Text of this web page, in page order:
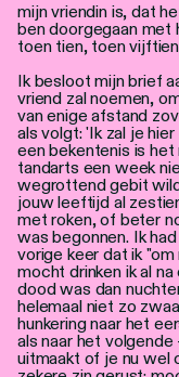
mijn vriendin is, dat
ben doorgegaan met
toen tien, toen
Ik besloot mijn brief
vriend zal noemen,
van enige afstand
als volgt: 'Ik zal je
een bekentenis is
tandarts een week
wegrottend gebit
jouw leeftijd al
met roken, of beter
was begonnen. Ik
vorige keer dat ik
mocht drinken ik al
dood was dan
helemaal niet zo
hunkering naar het
als naar het
uitmaakt of je nu wel